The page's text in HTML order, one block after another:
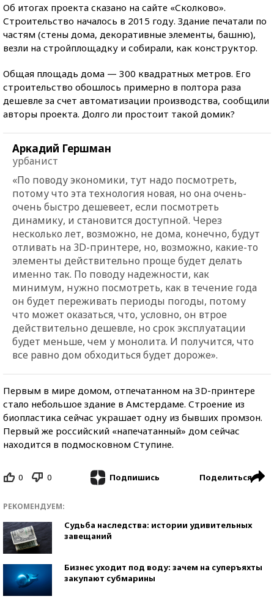
Об итогах проекта сказано на сайте «Сколково».
Строительство началось в 2015 году. Здание печатали по
частям (стены дома, декоративные элементы, башню),
везли на стройплощадку и собирали, как конструктор.
Общая площадь дома — 300 квадратных метров. Его
строительство обошлось примерно в полтора раза
дешевле за счет автоматизации производства, сообщили
авторы проекта. Долго ли простоит такой домик?
Аркадий Гершман
урбанист
«По поводу экономики, тут надо посмотреть,
потому что эта технология новая, но она очень-
очень быстро дешевеет, если посмотреть
динамику, и становится доступной. Через
несколько лет, возможно, не дома, конечно, будут
отливать на 3D-принтере, но, возможно, какие-то
элементы действительно проще будет делать
именно так. По поводу надежности, как
минимум, нужно посмотреть, как в течение года
он будет переживать периоды погоды, потому
что может оказаться, что, условно, он втрое
действительно дешевле, но срок эксплуатации
будет меньше, чем у монолита. И получится, что
все равно дом обходиться будет дороже».
Первым в мире домом, отпечатанном на 3D-принтере
стало небольшое здание в Амстердаме. Строение из
биопластика сейчас украшает одну из бывших промзон.
Первый же российский «напечатанный» дом сейчас
находится в подмосковном Ступине.
0 0 Подпишись Поделиться
РЕКОМЕНДУЕМ:
Судьба наследства: истории удивительных
завещаний
Бизнес уходит под воду: зачем на суперъяхты
закупают субмарины